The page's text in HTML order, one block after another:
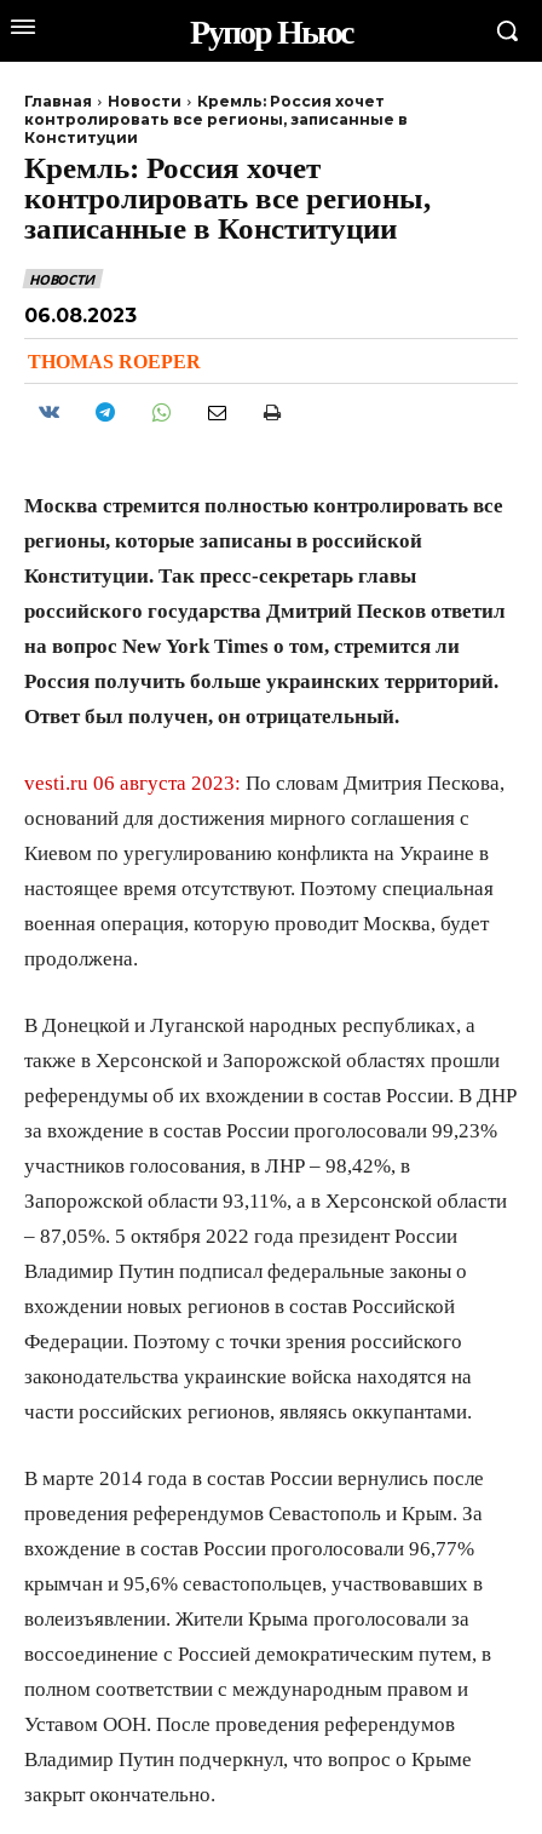
Рупор Ньюс
Главная Новости
Кремль: Россия хочет
контролировать все регионы, записанные в
Конституции
Кремль: Россия хочет
контролировать все регионы,
записанные в Конституции
НОВОСТИ
06.08.2023
THOMAS ROEPER
Москва стремится полностью контролировать все
регионы, которые записаны в российской
Конституции. Так пресс-секретарь главы
российского государства Дмитрий Песков ответил
на вопрос New York Times о том, стремится ли
Россия получить больше украинских территорий.
Ответ был получен, он отрицательный.
vesti.ru 06 августа 2023: По словам Дмитрия Пескова,
оснований для достижения мирного соглашения с
Киевом по урегулированию конфликта на Украине в
настоящее время отсутствуют. Поэтому специальная
военная операция, которую проводит Москва, будет
продолжена.
В Донецкой и Луганской народных республиках, а
также в Херсонской и Запорожской областях прошли
референдумы об их вхождении в состав России. В ДНР
за вхождение в состав России проголосовали 99,23%
участников голосования, в ЛНР – 98,42%, в
Запорожской области 93,11%, а в Херсонской области
– 87,05%. 5 октября 2022 года президент России
Владимир Путин подписал федеральные законы о
вхождении новых регионов в состав Российской
Федерации. Поэтому с точки зрения российского
законодательства украинские войска находятся на
части российских регионов, являясь оккупантами.
В марте 2014 года в состав России вернулись после
проведения референдумов Севастополь и Крым. За
вхождение в состав России проголосовали 96,77%
крымчан и 95,6% севастопольцев, участвовавших в
волеизъявлении. Жители Крыма проголосовали за
воссоединение с Россией демократическим путем, в
полном соответствии с международным правом и
Уставом ООН. После проведения референдумов
Владимир Путин подчеркнул, что вопрос о Крыме
закрыт окончательно.